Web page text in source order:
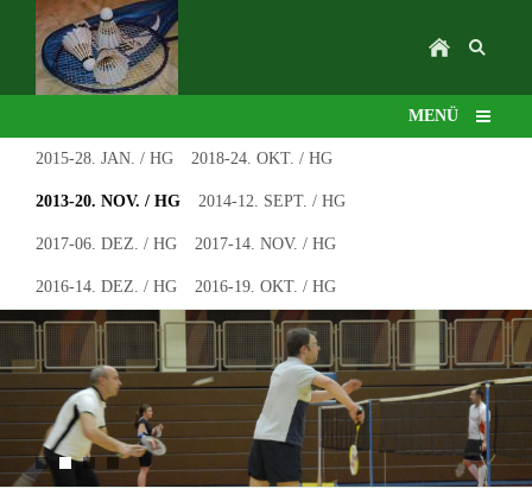
MENÜ
2015-28. JAN. / HG 2018-24. OKT. / HG
2013-20. NOV. / HG 2014-12. SEPT. / HG
2017-06. DEZ. / HG 2017-14. NOV. / HG
2016-14. DEZ. / HG 2016-19. OKT. / HG